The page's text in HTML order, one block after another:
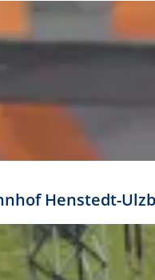
Henstedt-